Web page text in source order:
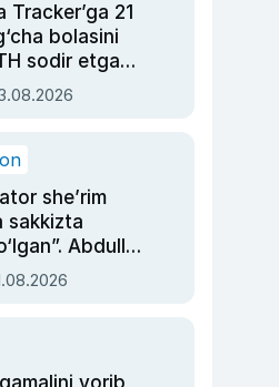
21
bolasini
sodir etgan
hukmi o‘qildi
she’rim
sakkizta
Abdulla
asrab
yorib